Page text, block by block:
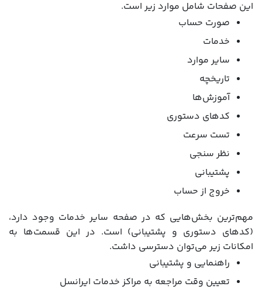
این صفحات شامل موارد زیر است.
صورت حساب
خدمات
سایر موارد
تاریخچه
آموزش‌ها
کدهای دستوری
تست سرعت
نظر سنجی
پشتیبانی
خروج از حساب
مهم‌ترین بخش‌هایی که در صفحه سایر خدمات وجود دارد،
(کدهای دستوری و پشتیبانی) است. در این قسمت‌‌ها به
امکانات زیر می‌توان دسترسی داشت.
راهنمایی و پشتیبانی
تعیین وقت مراجعه به مراکز خدمات ایرانسل